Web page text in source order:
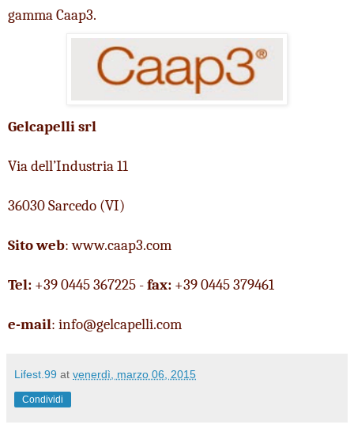
gamma Caap3.
Gelcapelli srl
Via dell’Industria 11
36030 Sarcedo (VI)
Sito web: www.caap3.com
Tel: +39 0445 367225 - fax: +39 0445 379461
e-mail: info@gelcapelli.com
Lifest.99 at venerdì, marzo 06, 2015
Condividi